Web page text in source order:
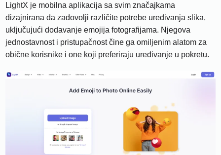
LightX je mobilna aplikacija sa svim značajkama
dizajnirana da zadovolji različite potrebe uređivanja slika,
uključujući dodavanje emojija fotografijama. Njegova
jednostavnost i pristupačnost čine ga omiljenim alatom za
obične korisnike i one koji preferiraju uređivanje u pokretu.